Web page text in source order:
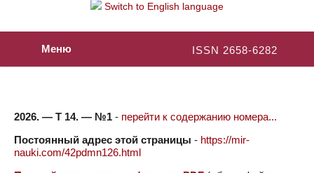
Switch to English language
ISSN 2658-6282
Меню
2026. — Т 14. — №1 - перейти к содержанию номера...
Постоянный адрес этой страницы - https://mir-
nauki.com/42pdmn126.html